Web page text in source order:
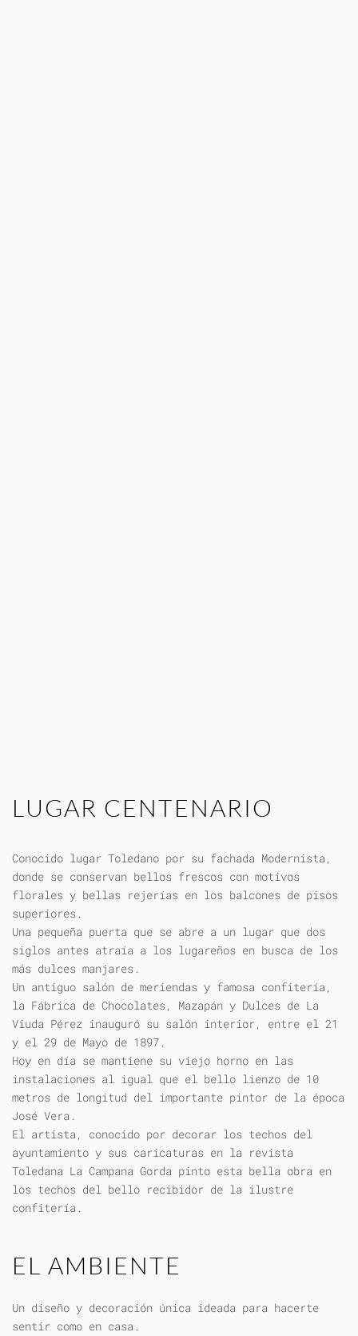
LUGAR CENTENARIO
Conocido lugar Toledano por su fachada Modernista,
donde se conservan bellos frescos con motivos
florales y bellas rejerías en los balcones de pisos
superiores.
Una pequeña puerta que se abre a un lugar que dos
siglos antes atraía a los lugareños en busca de los
más dulces manjares.
Un antiguo salón de meriendas y famosa confitería,
la Fábrica de Chocolates, Mazapán y Dulces de La
Viuda Pérez inauguró su salón interior, entre el 21
y el 29 de Mayo de 1897.
Hoy en día se mantiene su viejo horno en las
instalaciones al igual que el bello lienzo de 10
metros de longitud del importante pintor de la época
José Vera.
El artista, conocido por decorar los techos del
ayuntamiento y sus caricaturas en la revista
Toledana La Campana Gorda pinto esta bella obra en
los techos del bello recibidor de la ilustre
confitería.
EL AMBIENTE
Un diseño y decoración única ideada para hacerte
sentir como en casa.